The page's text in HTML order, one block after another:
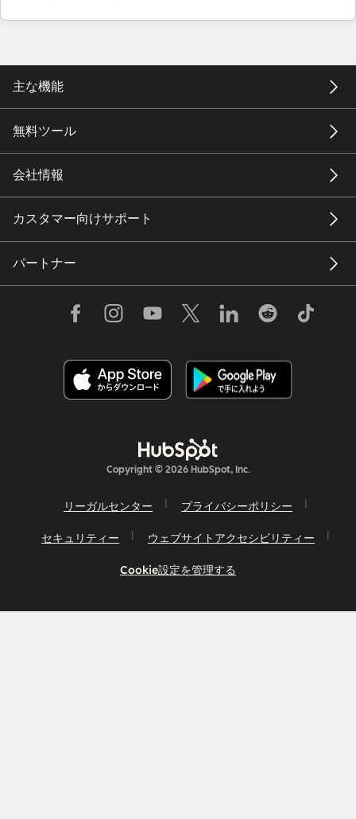
主な機能
無料ツール
会社情報
カスタマー向けサポート
パートナー
Copyright © 2026 HubSpot, Inc.
リーガルセンター プライバシーポリシー
セキュリティー ウェブサイトアクセシビリティー
Cookie設定を管理する